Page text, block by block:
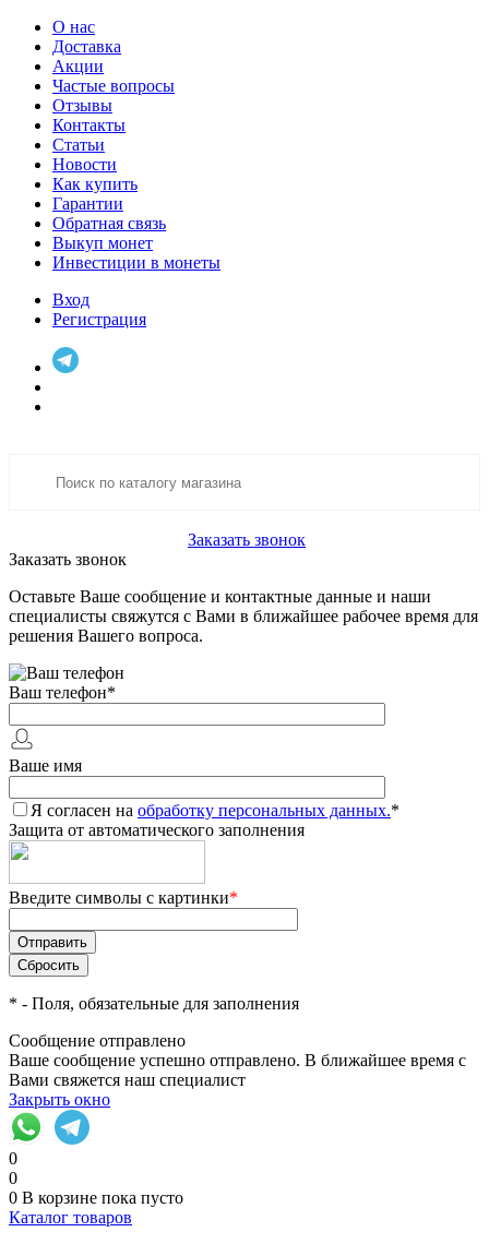
О нас
Доставка
Акции
Частые вопросы
Отзывы
Контакты
Статьи
Новости
Как купить
Гарантии
Обратная связь
Выкуп монет
Инвестиции в монеты
Вход
Регистрация
Заказать звонок
Заказать звонок
Оставьте Ваше сообщение и контактные данные и наши
специалисты свяжутся с Вами в ближайшее рабочее время для
решения Вашего вопроса.
Ваш телефон*
Ваше имя
Я согласен на обработку персональных данных.*
Защита от автоматического заполнения
Введите символы с картинки*
* - Поля, обязательные для заполнения
Сообщение отправлено
Ваше сообщение успешно отправлено. В ближайшее время с
Вами свяжется наш специалист
Закрыть окно
0
0
0 В корзине пока пусто
Каталог товаров